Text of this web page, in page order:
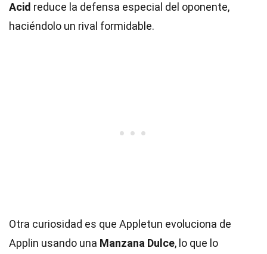
Acid reduce la defensa especial del oponente,
haciéndolo un rival formidable.
Otra curiosidad es que Appletun evoluciona de
Applin usando una Manzana Dulce, lo que lo